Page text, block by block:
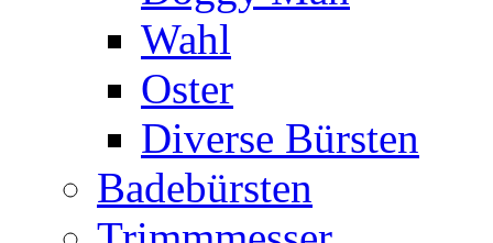
Wahl
Oster
Diverse Bürsten
Badebürsten